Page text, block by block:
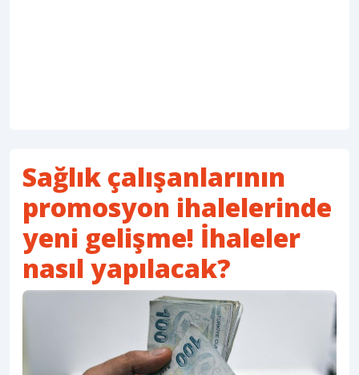
Sağlık çalışanlarının
promosyon ihalelerinde
yeni gelişme! İhaleler
nasıl yapılacak?